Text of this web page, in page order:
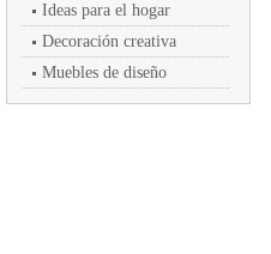
Ideas para el hogar
Decoración creativa
Muebles de diseño